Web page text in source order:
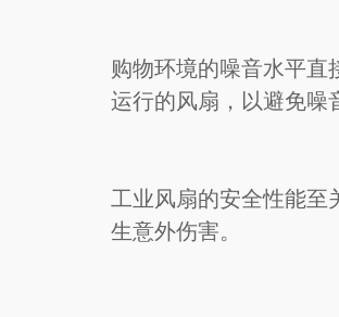
购物环境的噪音水平
运行的风扇，以避免噪
工业风扇的安全性能至
生意外伤害。